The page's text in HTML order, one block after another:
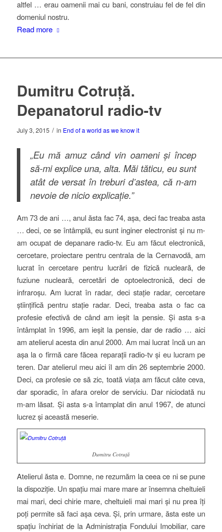
altfel … erau oamenii mai cu bani, construiau fel de fel din
domeniul nostru.
Read more
Dumitru Cotruță.
Depanatorul radio-tv
July 3, 2015 / in End of a world as we know it
„Eu mă amuz când vin oameni și încep
să-mi explice una, alta. Măi tăticu, eu sunt
atât de versat în treburi d’astea, că n-am
nevoie de nicio explicație.”
Am 73 de ani …, anul ăsta fac 74, așa, deci fac treaba asta
… deci, ce se întâmplă, eu sunt inginer electronist și nu m-
am ocupat de depanare radio-tv. Eu am făcut electronică,
cercetare, proiectare pentru centrala de la Cernavodă, am
lucrat în cercetare pentru lucrări de fizică nucleară, de
fuziune nucleară, cercetări de optoelectronică, deci de
infraroșu. Am lucrat în radar, deci stație radar, cercetare
științifică pentru stație radar. Deci, treaba asta o fac ca
profesie efectivă de când am ieșit la pensie. Și asta s-a
întâmplat în 1996, am ieșit la pensie, dar de radio … aici
am atelierul acesta din anul 2000. Am mai lucrat încă un an
așa la o firmă care făcea reparații radio-tv și eu lucram pe
teren. Dar atelierul meu aici îl am din 26 septembrie 2000.
Deci, ca profesie ce să zic, toată viața am făcut câte ceva,
dar sporadic, în afara orelor de serviciu. Dar niciodată nu
m-am lăsat. Și asta s-a întamplat din anul 1967, de atunci
lucrez și această meserie.
Dumitru Cotruță
Atelierul ăsta e. Domne, ne rezumăm la ceea ce ni se pune
la dispoziție. Un spațiu mai mare mare ar însemna cheltuieli
mai mari, deci chirie mare, cheltuieli mai mari și nu prea îți
poți permite să faci așa ceva. Și, prin urmare, ăsta este un
spațiu închiriat de la Administrația Fondului Imobiliar, care